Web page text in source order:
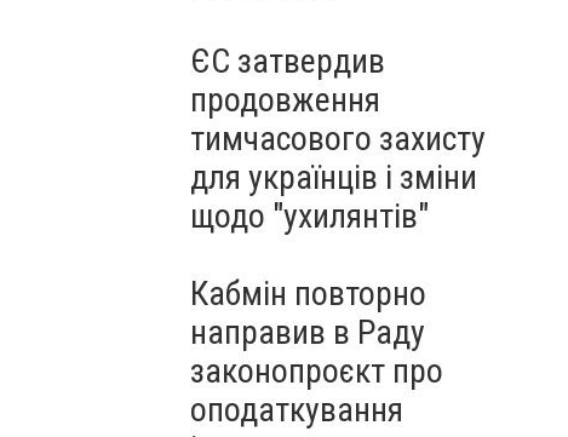
ЄС затвердив
продовження
тимчасового захисту
для українців і зміни
щодо "ухилянтів"
Кабмін повторно
направив в Раду
законопроєкт про
оподаткування